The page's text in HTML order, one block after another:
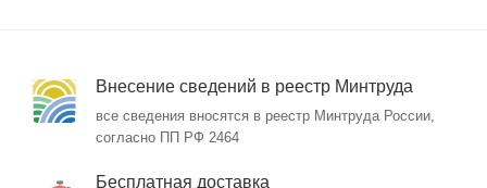
Внесение сведений в реестр Минтруда
все сведения вносятся в реестр Минтруда России,
согласно ПП РФ 2464
Бесплатная доставка